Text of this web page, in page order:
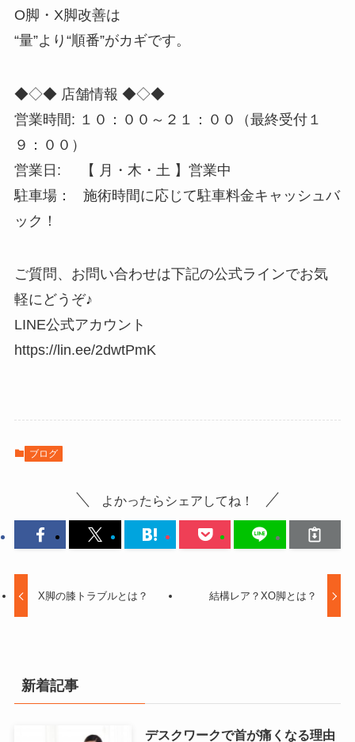
O脚・X脚改善は
“量”より“順番”がカギです。
◆◇◆ 店舗情報 ◆◇◆
営業時間: １０：００～２１：００（最終受付１
９：００）
営業日: 【 月・木・土 】営業中
駐車場： 施術時間に応じて駐車料金キャッシュバ
ック！
ご質問、お問い合わせは下記の公式ラインでお気
軽にどうぞ♪
LINE公式アカウント
https://lin.ee/2dwtPmK
ブログ
よかったらシェアしてね！
X脚の膝トラブルとは？ 結構レア？XO脚とは？
新着記事
デスクワークで首が痛くなる理由